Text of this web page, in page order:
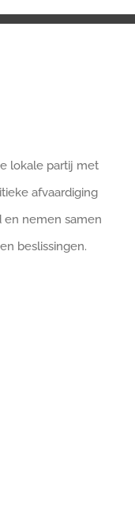
lokale partij met
afvaardiging
en nemen samen
beslissingen.